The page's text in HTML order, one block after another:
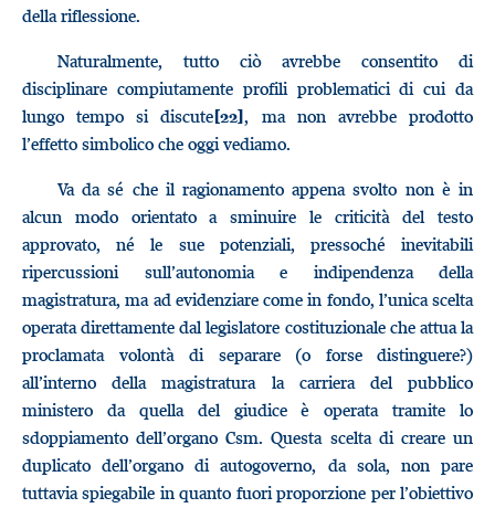
della riflessione.
Naturalmente, tutto ciò avrebbe consentito di
disciplinare compiutamente profili problematici di cui da
lungo tempo si discute[22], ma non avrebbe prodotto
l’effetto simbolico che oggi vediamo.
Va da sé che il ragionamento appena svolto non è in
alcun modo orientato a sminuire le criticità del testo
approvato, né le sue potenziali, pressoché inevitabili
ripercussioni sull’autonomia e indipendenza della
magistratura, ma ad evidenziare come in fondo, l’unica scelta
operata direttamente dal legislatore costituzionale che attua la
proclamata volontà di separare (o forse distinguere?)
all’interno della magistratura la carriera del pubblico
ministero da quella del giudice è operata tramite lo
sdoppiamento dell’organo Csm. Questa scelta di creare un
duplicato dell’organo di autogoverno, da sola, non pare
tuttavia spiegabile in quanto fuori proporzione per l’obiettivo